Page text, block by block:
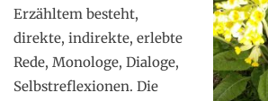
Erzähltem besteht,
direkte, indirekte, erlebte
Rede, Monologe, Dialoge,
Selbstreflexionen. Die